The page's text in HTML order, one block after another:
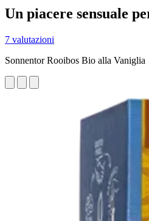
Un piacere sensuale
7 valutazioni
Sonnentor Rooibos Bio alla Vaniglia